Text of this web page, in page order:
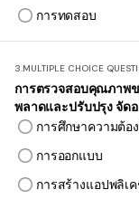
การทดสอบ
3.MULTIPLE CHOICE
การตรวจสอบคุณภาพ
พลาดและปรับปรุง จัด
การศึกษาความต้อ
การออกแบบ
การสร้างแอปพลิเ